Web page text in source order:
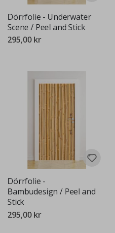
Dörrfolie - Underwater
Scene / Peel and Stick
295,00 kr
Dörrfolie -
Bambudesign / Peel and
Stick
295,00 kr